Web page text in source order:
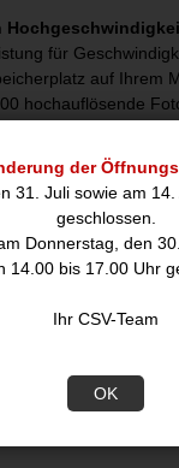
der
31. Juli sowie am
geschlossen.
Donnerstag, den
14.00 bis 17.00 Uhr
Ihr CSV-Team
OK
für
auf Ihrem
hochauflösende
zu 256 GB für
maximale
und -
zum Schutz des